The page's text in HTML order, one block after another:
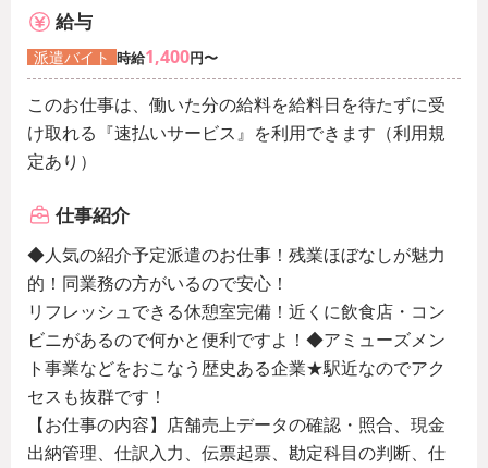
給与
派遣バイト 時給1,400円〜
このお仕事は、働いた分の給料を給料日を待たずに受
け取れる『速払いサービス』を利用できます（利用規
定あり）
仕事紹介
◆人気の紹介予定派遣のお仕事！残業ほぼなしが魅力
的！同業務の方がいるので安心！
リフレッシュできる休憩室完備！近くに飲食店・コン
ビニがあるので何かと便利ですよ！◆アミューズメン
ト事業などをおこなう歴史ある企業★駅近なのでアク
セスも抜群です！
【お仕事の内容】店舗売上データの確認・照合、現金
出納管理、仕訳入力、伝票起票、勘定科目の判断、仕